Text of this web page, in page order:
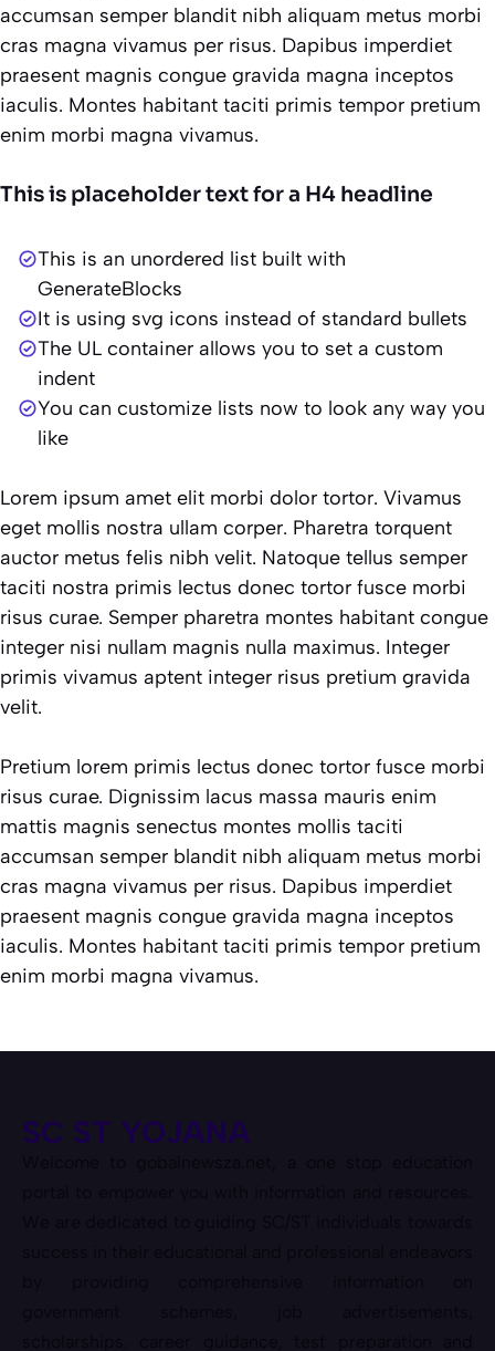
accumsan semper blandit nibh aliquam metus morbi
cras magna vivamus per risus. Dapibus imperdiet
praesent magnis congue gravida magna inceptos
iaculis. Montes habitant taciti primis tempor pretium
enim morbi magna vivamus.
This is placeholder text for a H4 headline
This is an unordered list built with
GenerateBlocks
It is using svg icons instead of standard bullets
The UL container allows you to set a custom
indent
You can customize lists now to look any way you
like
Lorem ipsum amet elit morbi dolor tortor. Vivamus
eget mollis nostra ullam corper. Pharetra torquent
auctor metus felis nibh velit. Natoque tellus semper
taciti nostra primis lectus donec tortor fusce morbi
risus curae. Semper pharetra montes habitant congue
integer nisi nullam magnis nulla maximus. Integer
primis vivamus aptent integer risus pretium gravida
velit.
Pretium lorem primis lectus donec tortor fusce morbi
risus curae. Dignissim lacus massa mauris enim
mattis magnis senectus montes mollis taciti
accumsan semper blandit nibh aliquam metus morbi
cras magna vivamus per risus. Dapibus imperdiet
praesent magnis congue gravida magna inceptos
iaculis. Montes habitant taciti primis tempor pretium
enim morbi magna vivamus.
SC ST YOJANA